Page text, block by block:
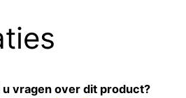
u vragen over dit product?